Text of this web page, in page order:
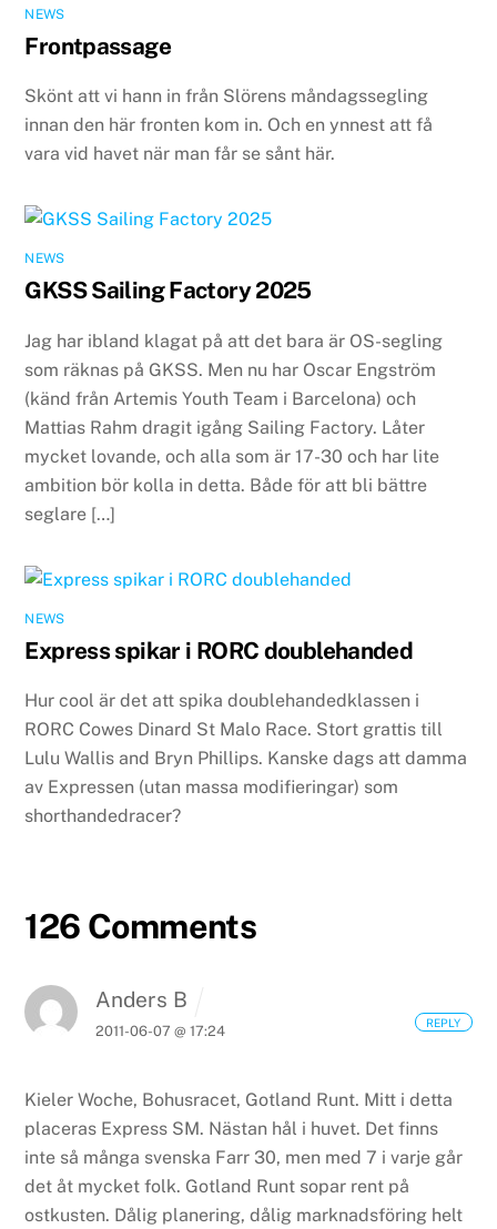
NEWS
Frontpassage
Skönt att vi hann in från Slörens måndagssegling
innan den här fronten kom in. Och en ynnest att få
vara vid havet när man får se sånt här.
NEWS
GKSS Sailing Factory 2025
Jag har ibland klagat på att det bara är OS-segling
som räknas på GKSS. Men nu har Oscar Engström
(känd från Artemis Youth Team i Barcelona) och
Mattias Rahm dragit igång Sailing Factory. Låter
mycket lovande, och alla som är 17-30 och har lite
ambition bör kolla in detta. Både för att bli bättre
seglare […]
NEWS
Express spikar i RORC doublehanded
Hur cool är det att spika doublehandedklassen i
RORC Cowes Dinard St Malo Race. Stort grattis till
Lulu Wallis and Bryn Phillips. Kanske dags att damma
av Expressen (utan massa modifieringar) som
shorthandedracer?
126 Comments
Anders B
2011-06-07 @ 17:24
Kieler Woche, Bohusracet, Gotland Runt. Mitt i detta
placeras Express SM. Nästan hål i huvet. Det finns
inte så många svenska Farr 30, men med 7 i varje går
det åt mycket folk. Gotland Runt sopar rent på
ostkusten. Dålig planering, dålig marknadsföring helt
REPLY